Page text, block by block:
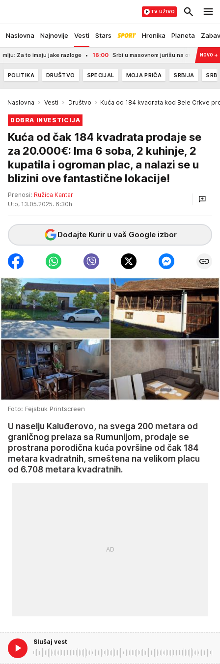
Naslovna Najnovije Vesti Stars Hronika Planeta
TV UŽIVO
imaju jake razloge 16:00 Srbi u masovnom jurišu na ove dve lokacije!
NOVO →
POLITIKA DRUŠTVO SPECIJAL MOJA PRIČA SRBIJA
Naslovna Vesti Društvo Kuća od 184 kvadrata kod Bele Crkve
DOBRA INVESTICIJA
Kuća od čak 184 kvadrata prodaje se
za 20.000€: Ima 6 soba, 2 kuhinje, 2
kupatila i ogroman plac, a nalazi se u
blizini ove fantastične lokacije!
Prenosi: Ružica Kantar
Uto, 13.05.2025. 6:30h
Dodajte Kurir u vaš Google izbor
Foto: Fejsbuk Printscreen
U naselju Kaluđerovo, na svega 200 metara od
graničnog prelaza sa Rumunijom, prodaje se
prostrana porodična kuća površine od čak 184
metara kvadratnih, smeštena na velikom placu
od 6.708 metara kvadratnih.
Slušaj vest